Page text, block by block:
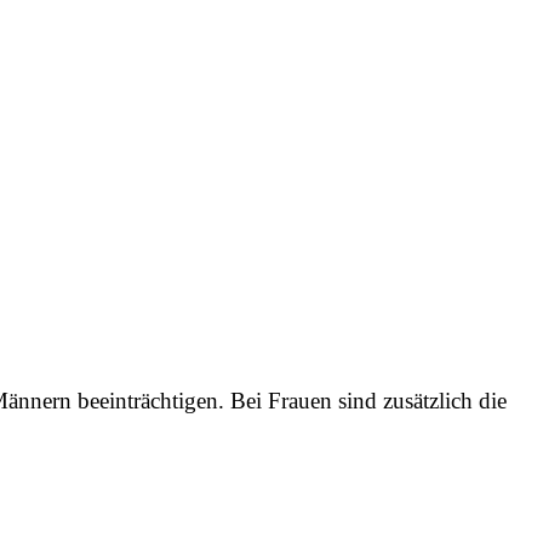
beeinträchtigen. Bei Frauen sind zusätzlich die